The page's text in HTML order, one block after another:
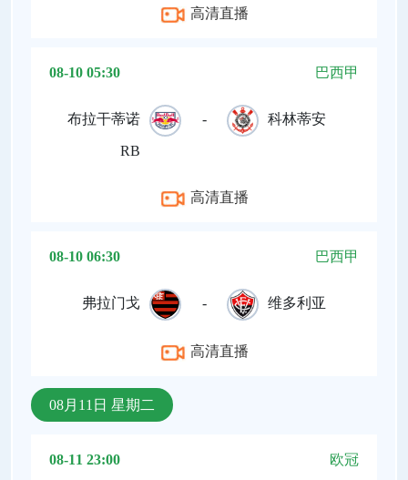
高清直播
08-10 05:30 巴西甲
布拉干蒂诺
RB
- 科林蒂安
高清直播
08-10 06:30 巴西甲
弗拉门戈 - 维多利亚
高清直播
08月11日 星期二
08-11 23:00 欧冠